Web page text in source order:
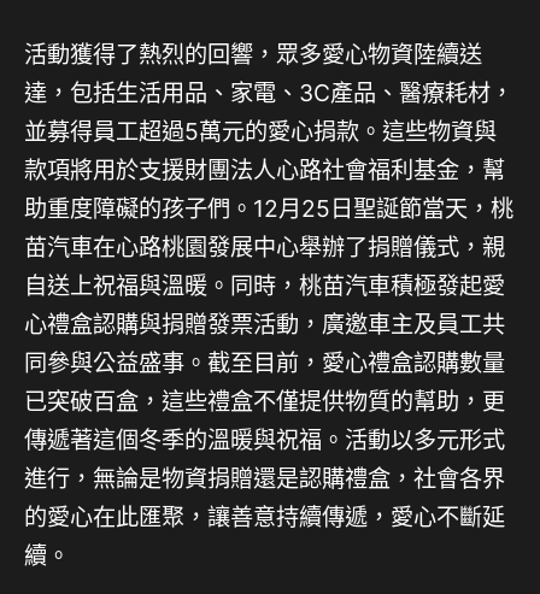
活動獲得了熱烈的回響，眾多愛心物資陸續送
達，包括生活用品、家電、3C產品、醫療耗材，
並募得員工超過5萬元的愛心捐款。這些物資與
款項將用於支援財團法人心路社會福利基金，幫
助重度障礙的孩子們。12月25日聖誕節當天，桃
苗汽車在心路桃園發展中心舉辦了捐贈儀式，親
自送上祝福與溫暖。同時，桃苗汽車積極發起愛
心禮盒認購與捐贈發票活動，廣邀車主及員工共
同參與公益盛事。截至目前，愛心禮盒認購數量
已突破百盒，這些禮盒不僅提供物質的幫助，更
傳遞著這個冬季的溫暖與祝福。活動以多元形式
進行，無論是物資捐贈還是認購禮盒，社會各界
的愛心在此匯聚，讓善意持續傳遞，愛心不斷延
續。